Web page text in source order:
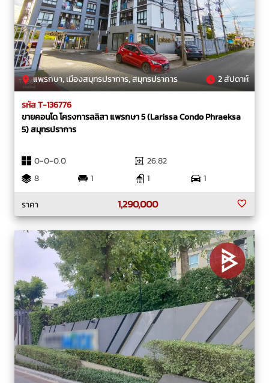
แพรกษา, เมืองสมุทรปราการ, สมุทรปราการ 2 สัปดาห์
รหัส T-136776
ขายคอนโด โครงการลลิสา แพรกษา 5 (Larissa Condo Phraeksa
5) สมุทรปราการ
0-0-0.0
26.82
8
1 1
1
ราคา
1,290,000